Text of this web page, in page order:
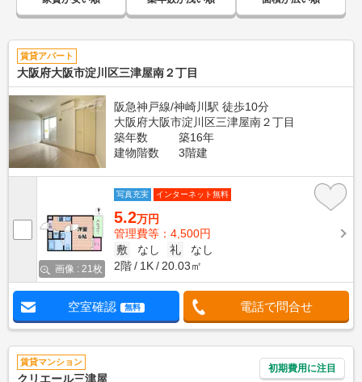
賃貸アパート
大阪府大阪市淀川区三津屋南２丁目
阪急神戸線/神崎川駅 徒歩10分
大阪府大阪市淀川区三津屋南２丁目
築年数
築16年
建物階数
3階建
画像 : 21枚
写真充実 インターネット無料
5.2万円
管理費等：4,500円
敷
なし 礼
なし
2階
1K 20.03㎡
空室確認 無料 電話で問合せ
賃貸マンション
クリエール三津屋
初期費用に注目